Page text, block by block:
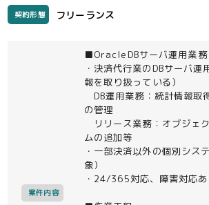
契約形態 フリーランス
案件内容
■OracleDBサーバ運用業務
・決済代行業のDBサーバ運
報を取り扱っている）
DB運用業務：統計情報取
の管理
リリース業務：オブジェ
ムの追加等
・一部決済以外の個別シス
象）
・24/365対応、障害対応あ